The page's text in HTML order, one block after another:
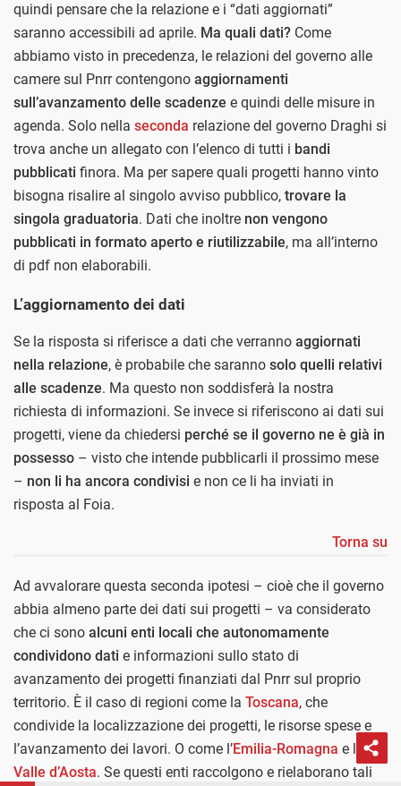
quindi pensare che la relazione e i “dati aggiornati”
saranno accessibili ad aprile. Ma quali dati? Come
abbiamo visto in precedenza, le relazioni del governo alle
camere sul Pnrr contengono aggiornamenti
sull’avanzamento delle scadenze e quindi delle misure in
agenda. Solo nella seconda relazione del governo Draghi si
trova anche un allegato con l’elenco di tutti i bandi
pubblicati finora. Ma per sapere quali progetti hanno vinto
bisogna risalire al singolo avviso pubblico, trovare la
singola graduatoria. Dati che inoltre non vengono
pubblicati in formato aperto e riutilizzabile, ma all’interno
di pdf non elaborabili.
L’aggiornamento dei dati
Se la risposta si riferisce a dati che verranno aggiornati
nella relazione, è probabile che saranno solo quelli relativi
alle scadenze. Ma questo non soddisferà la nostra
richiesta di informazioni. Se invece si riferiscono ai dati sui
progetti, viene da chiedersi perché se il governo ne è già in
possesso – visto che intende pubblicarli il prossimo mese
– non li ha ancora condivisi e non ce li ha inviati in
risposta al Foia.
Torna su
Ad avvalorare questa seconda ipotesi – cioè che il governo
abbia almeno parte dei dati sui progetti – va considerato
che ci sono alcuni enti locali che autonomamente
condividono dati e informazioni sullo stato di
avanzamento dei progetti finanziati dal Pnrr sul proprio
territorio. È il caso di regioni come la Toscana, che
condivide la localizzazione dei progetti, le risorse spese e
l’avanzamento dei lavori. O come l’Emilia-Romagna e la
Valle d’Aosta. Se questi enti raccolgono e rielaborano tali